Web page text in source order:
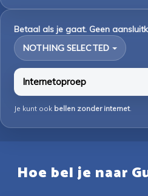
Betaal als je gaat. Geen
NOTHING SELECTED
Internetoproep
Je kunt ook bellen zonder internet.
Hoe bel je naar